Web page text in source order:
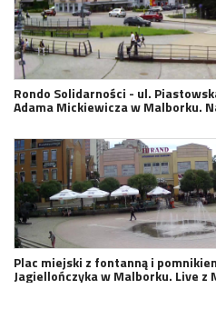
Rondo Solidarności - ul.
Adama Mickiewicza w Malborku.
Plac miejski z fontanną i
Jagiellończyka w Malborku. Live z